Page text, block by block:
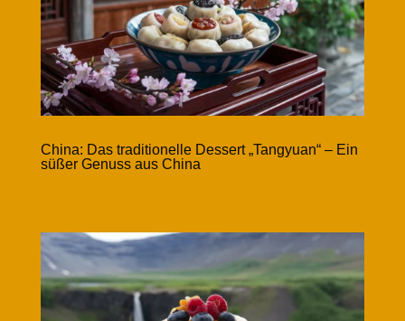
China: Das traditionelle Dessert „Tangyuan“ – Ein
süßer Genuss aus China